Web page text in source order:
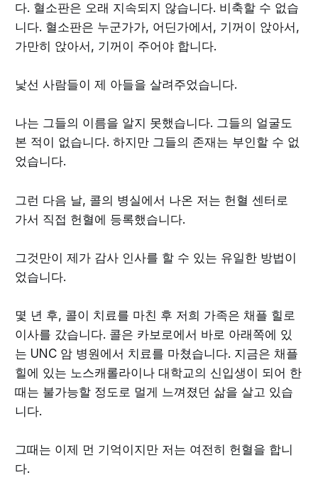
다. 혈소판은 오래 지속되지 않습니다. 비축할 수 없습
니다. 혈소판은 누군가가, 어딘가에서, 기꺼이 앉아서,
가만히 앉아서, 기꺼이 주어야 합니다.
낯선 사람들이 제 아들을 살려주었습니다.
나는 그들의 이름을 알지 못했습니다. 그들의 얼굴도
본 적이 없습니다. 하지만 그들의 존재는 부인할 수 없
었습니다.
그런 다음 날, 콜의 병실에서 나온 저는 헌혈 센터로
가서 직접 헌혈에 등록했습니다.
그것만이 제가 감사 인사를 할 수 있는 유일한 방법이
었습니다.
몇 년 후, 콜이 치료를 마친 후 저희 가족은 채플 힐로
이사를 갔습니다. 콜은 카보로에서 바로 아래쪽에 있
는 UNC 암 병원에서 치료를 마쳤습니다. 지금은 채플
힐에 있는 노스캐롤라이나 대학교의 신입생이 되어 한
때는 불가능할 정도로 멀게 느껴졌던 삶을 살고 있습
니다.
그때는 이제 먼 기억이지만 저는 여전히 헌혈을 합니
다.